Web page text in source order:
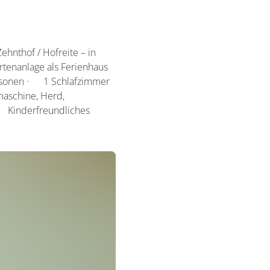
/ Hofreite – in
als Ferienhaus
· 1 Schlafzimmer
Herd,
Kinderfreundliches